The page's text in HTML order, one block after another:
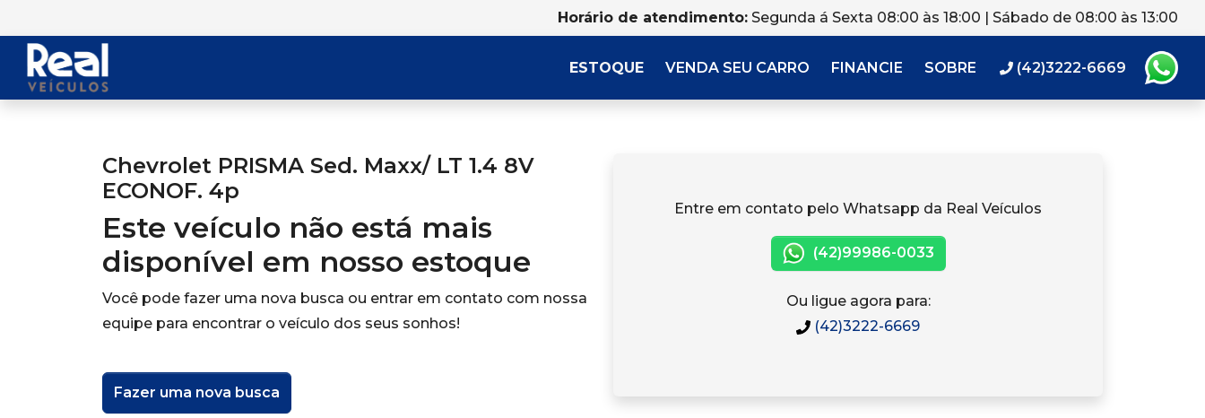
Horário de atendimento: Segunda á Sexta 08:00 às 18:00 | Sábado de 08:00 às 13:00
ESTOQUE VENDA SEU CARRO FINANCIE SOBRE (42)3222-6669
Chevrolet PRISMA Sed. Maxx/ LT 1.4 8V
ECONOF. 4p
Este veículo não está mais
disponível em nosso estoque
Você pode fazer uma nova busca ou entrar em contato com nossa
equipe para encontrar o veículo dos seus sonhos!
Fazer uma nova busca
Entre em contato pelo Whatsapp da Real Veículos
(42)99986-0033
Ou ligue agora para:
(42)3222-6669